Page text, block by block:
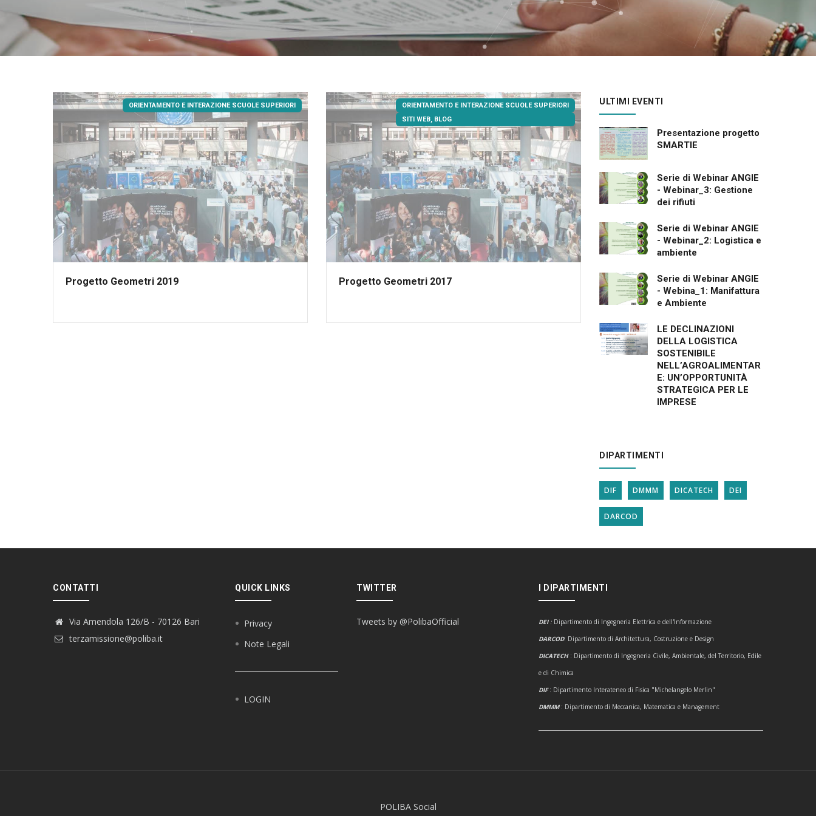
ORIENTAMENTO E INTERAZIONE SCUOLE SUPERIORI
Progetto Geometri 2019
ORIENTAMENTO E INTERAZIONE SCUOLE SUPERIORI
SITI WEB, BLOG
Progetto Geometri 2017
ULTIMI EVENTI
Presentazione progetto
SMARTIE
Serie di Webinar ANGIE
- Webinar_3: Gestione
dei rifiuti
Serie di Webinar ANGIE
- Webinar_2: Logistica e
ambiente
Serie di Webinar ANGIE
- Webina_1: Manifattura
e Ambiente
LE DECLINAZIONI
DELLA LOGISTICA
SOSTENIBILE
NELL’AGROALIMENTAR
E: UN’OPPORTUNITÀ
STRATEGICA PER LE
IMPRESE
DIPARTIMENTI
DIF DMMM DICATECH DEI
DARCOD
CONTATTI
Via Amendola 126/B - 70126 Bari
terzamissione@poliba.it
QUICK LINKS
Privacy
Note Legali
LOGIN
TWITTER
Tweets by @PolibaOfficial
I DIPARTIMENTI
DEI : Dipartimento di Ingegneria Elettrica e dell'Informazione
DARCOD: Dipartimento di Architettura, Costruzione e Design
DICATECH : Dipartimento di Ingegneria Civile, Ambientale, del Territorio, Edile
e di Chimica
DIF: Dipartimento Interateneo di Fisica "Michelangelo Merlin"
DMMM: Dipartimento di Meccanica, Matematica e Management
POLIBA Social